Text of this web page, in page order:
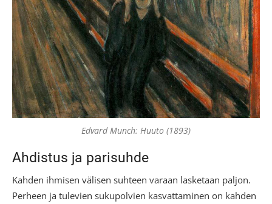
Edvard Munch: Huuto (1893)
Ahdistus ja parisuhde
Kahden ihmisen välisen suhteen varaan lasketaan paljon.
Perheen ja tulevien sukupolvien kasvattaminen on kahden